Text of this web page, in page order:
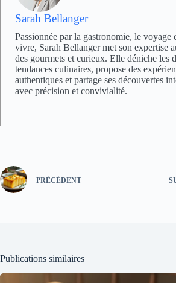
Sarah Bellanger
Passionnée par la gastronomie, le voyage
vivre, Sarah Bellanger met son expertise
des gourmets et curieux. Elle déniche les
tendances culinaires, propose des
authentiques et partage ses découvertes
avec précision et convivialité.
PRÉCÉDENT
Publications similaires